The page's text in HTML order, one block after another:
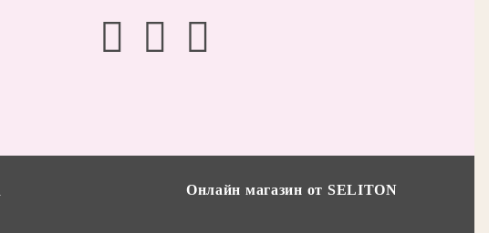
Онлайн магазин от SELITON